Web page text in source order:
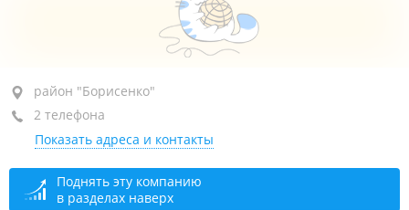
район "Борисенко", ул. Борисенко, 48А
+7 994 015-00-01
+7 994 015-00-02
открыто, закроется через 50 мин.
район "Борисенко"
2 телефона
Показать адреса и контакты
Поднять эту компанию
в разделах наверх